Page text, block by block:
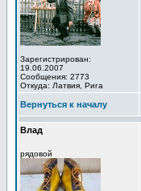
Зарегистрирован:
19.06.2007
Сообщения: 2773
Откуда: Латвия, Рига
Вернуться к началу
Влад
рядовой